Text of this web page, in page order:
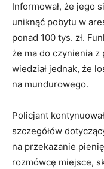
Informował, że jego
uniknąć pobytu w
ponad 100 tys. zł.
że ma do czynienia
wiedział jednak, że
na mundurowego.
Policjant
szczegółów
na przekazanie
rozmówcę miejsce,